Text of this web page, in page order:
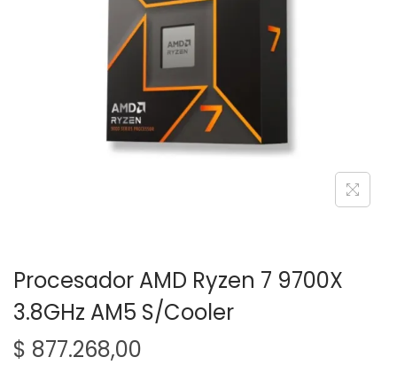
i
ó
n
o
Procesador AMD Ryzen 7 9700X
3.8GHz AM5 S/Cooler
$ 877.268,00